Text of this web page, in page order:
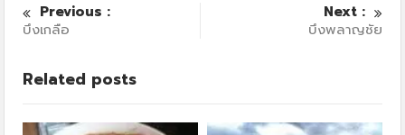
Previous :
บึงเกลือ
Next :
บึงพลาญชัย
Related posts